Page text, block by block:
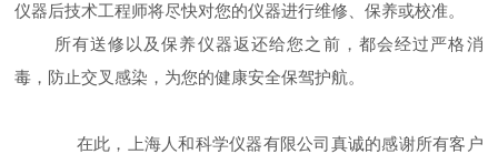
仪器后技术工程师将尽快对您的仪器进行维修、保养或校准。
所有送修以及保养仪器返还给您之前，都会经过严格消
毒，防止交叉感染，为您的健康安全保驾护航。
在此，上海人和科学仪器有限公司真诚的感谢所有客户